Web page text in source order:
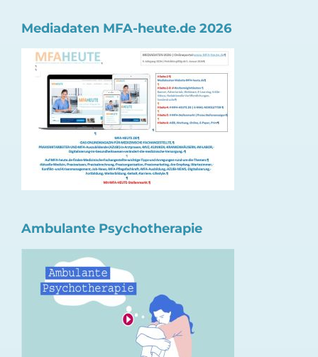
Mediadaten MFA-heute.de 2026
Ambulante Psychotherapie